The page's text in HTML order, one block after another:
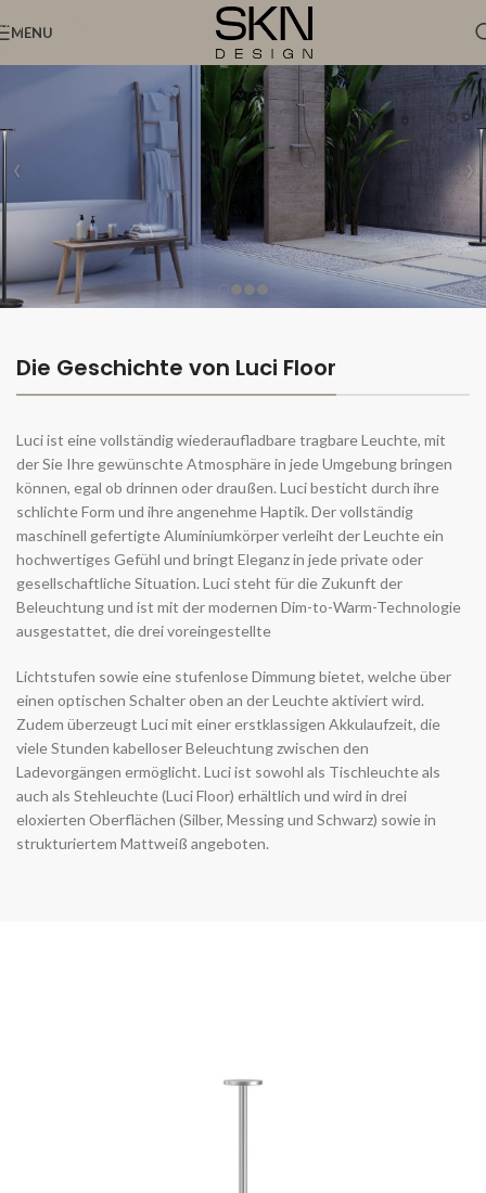
Skip to navigation
Skip to main content
MENU
Die Geschichte von Luci Floor
Luci ist eine vollständig wiederaufladbare tragbare Leuchte, mit
der Sie Ihre gewünschte Atmosphäre in jede Umgebung bringen
können, egal ob drinnen oder draußen. Luci besticht durch ihre
schlichte Form und ihre angenehme Haptik. Der vollständig
maschinell gefertigte Aluminiumkörper verleiht der Leuchte ein
hochwertiges Gefühl und bringt Eleganz in jede private oder
gesellschaftliche Situation. Luci steht für die Zukunft der
Beleuchtung und ist mit der modernen Dim-to-Warm-Technologie
ausgestattet, die drei voreingestellte
Lichtstufen sowie eine stufenlose Dimmung bietet, welche über
einen optischen Schalter oben an der Leuchte aktiviert wird.
Zudem überzeugt Luci mit einer erstklassigen Akkulaufzeit, die
viele Stunden kabelloser Beleuchtung zwischen den
Ladevorgängen ermöglicht. Luci ist sowohl als Tischleuchte als
auch als Stehleuchte (Luci Floor) erhältlich und wird in drei
eloxierten Oberflächen (Silber, Messing und Schwarz) sowie in
strukturiertem Mattweiß angeboten.